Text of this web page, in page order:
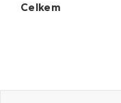
Celkem